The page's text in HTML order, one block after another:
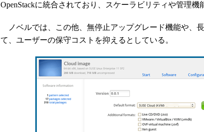
OpenStackに統合されており、スケーラビリティや管理機
ノベルでは、この他、無停止アップグレード機能や、
て、ユーザーの保守コストを抑えるとしている。